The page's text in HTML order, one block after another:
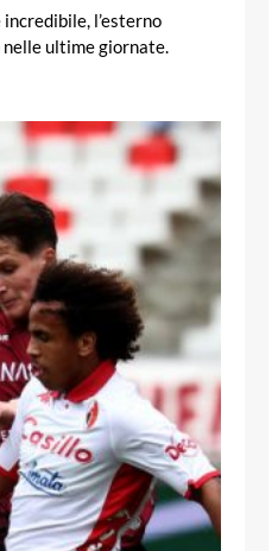
l’esterno
nelle ultime giornate.